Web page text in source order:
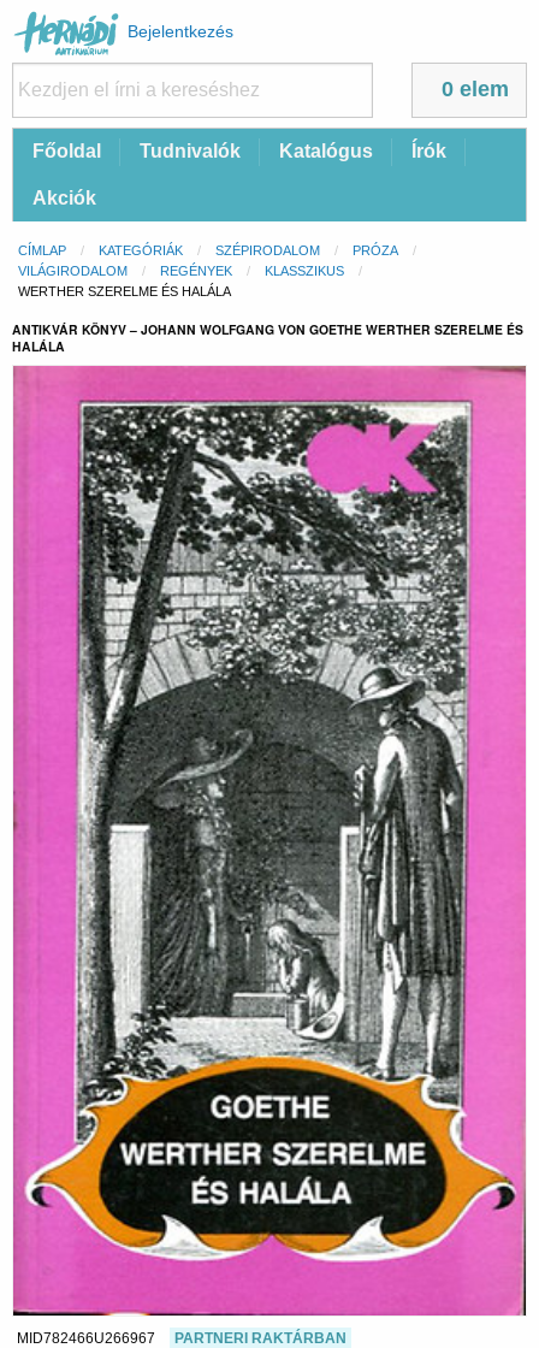
Felhasználói
fiók
menüje
Bejelentkezés
0 elem
FőFőoldal Tudnivalók Katalógus Írók
Akciók
Morzsa
CÍMLAP KATEGÓRIÁK SZÉPIRODALOM
PRÓZA
VILÁGIRODALOM
REGÉNYEK
KLASSZIKUS
CURRENT:
WERTHER SZERELME ÉS HALÁLA
ANTIKVÁR KÖNYV – JOHANN WOLFGANG VON GOETHE WERTHER SZERELME ÉS
HALÁLA
MID782466U266967 PARTNERI RAKTÁRBAN